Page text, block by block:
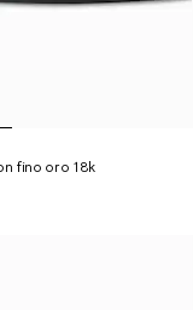
fino oro 18k